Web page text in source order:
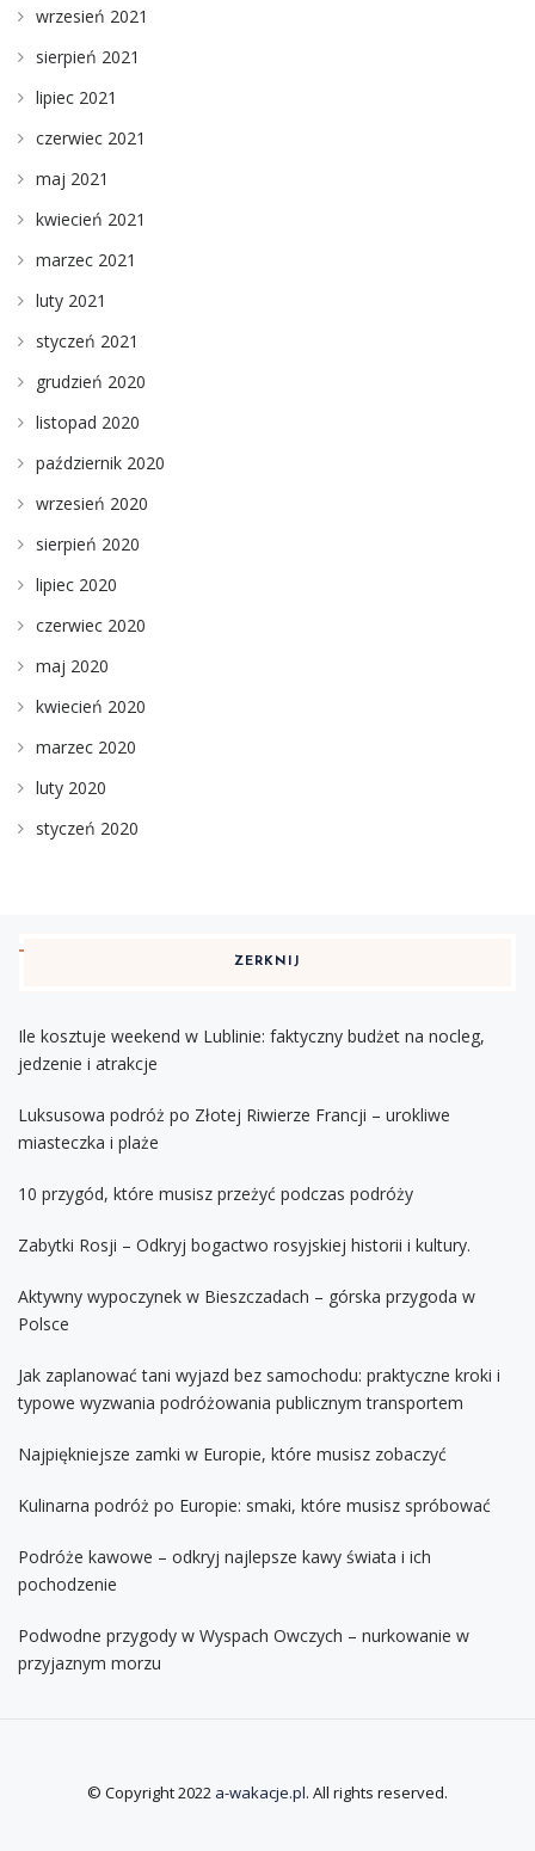
wrzesień 2021
sierpień 2021
lipiec 2021
czerwiec 2021
maj 2021
kwiecień 2021
marzec 2021
luty 2021
styczeń 2021
grudzień 2020
listopad 2020
październik 2020
wrzesień 2020
sierpień 2020
lipiec 2020
czerwiec 2020
maj 2020
kwiecień 2020
marzec 2020
luty 2020
styczeń 2020
ZERKNIJ
Ile kosztuje weekend w Lublinie: faktyczny budżet na nocleg,
jedzenie i atrakcje
Luksusowa podróż po Złotej Riwierze Francji – urokliwe
miasteczka i plaże
10 przygód, które musisz przeżyć podczas podróży
Zabytki Rosji – Odkryj bogactwo rosyjskiej historii i kultury.
Aktywny wypoczynek w Bieszczadach – górska przygoda w
Polsce
Jak zaplanować tani wyjazd bez samochodu: praktyczne kroki i
typowe wyzwania podróżowania publicznym transportem
Najpiękniejsze zamki w Europie, które musisz zobaczyć
Kulinarna podróż po Europie: smaki, które musisz spróbować
Podróże kawowe – odkryj najlepsze kawy świata i ich
pochodzenie
Podwodne przygody w Wyspach Owczych – nurkowanie w
przyjaznym morzu
© Copyright 2022 a-wakacje.pl. All rights reserved.